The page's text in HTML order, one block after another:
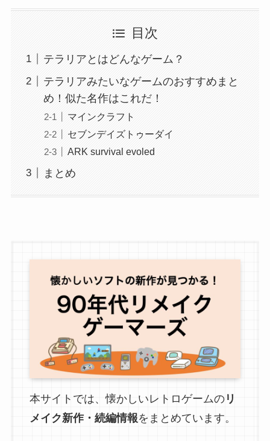
目次
テラリアとはどんなゲーム？
テラリアみたいなゲームのおすすめまと
め！似た名作はこれだ！
マインクラフト
セブンデイズトゥーダイ
ARK survival evoled
まとめ
本サイトでは、懐かしいレトロゲームのリ
メイク新作・続編情報をまとめています。